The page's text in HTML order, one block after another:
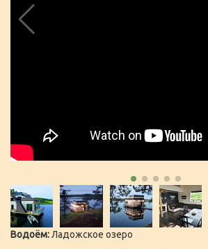
Водоём:Ладожское озеро